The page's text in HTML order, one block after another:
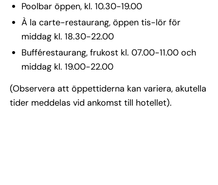
Poolbar öppen, kl. 10.30-19.00
À la carte-restaurang, öppen tis-lör för
middag kl. 18.30-22.00
Bufférestaurang, frukost kl. 07.00-11.00 och
middag kl. 19.00-22.00
(Observera att öppettiderna kan variera, akutella
tider meddelas vid ankomst till hotellet).